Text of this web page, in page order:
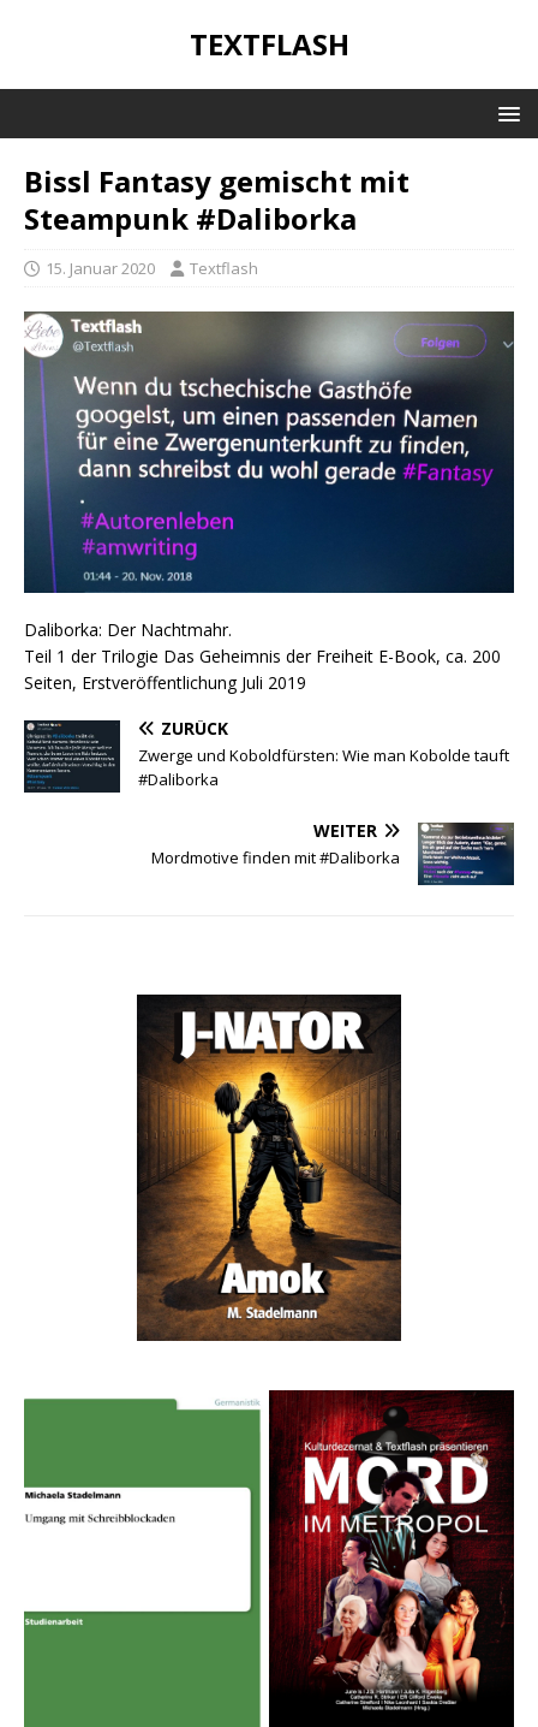
TEXTFLASH
Bissl Fantasy gemischt mit
Steampunk #Daliborka
15. Januar 2020 Textflash
Daliborka: Der Nachtmahr.
Teil 1 der Trilogie Das Geheimnis der Freiheit E-Book, ca. 200
Seiten, Erstveröffentlichung Juli 2019
ZURÜCK
Zwerge und Koboldfürsten: Wie man Kobolde tauft
#Daliborka
WEITER
Mordmotive finden mit #Daliborka